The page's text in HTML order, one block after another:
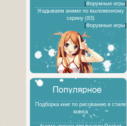
[Форумные игры]
Угадываем аниме по выложенному
скрину (83)
[Форумные игры]
Подборка книг по рисованию в стиле
манга